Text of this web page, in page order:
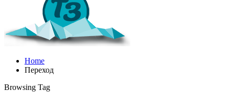
Home
Переход
Browsing Tag